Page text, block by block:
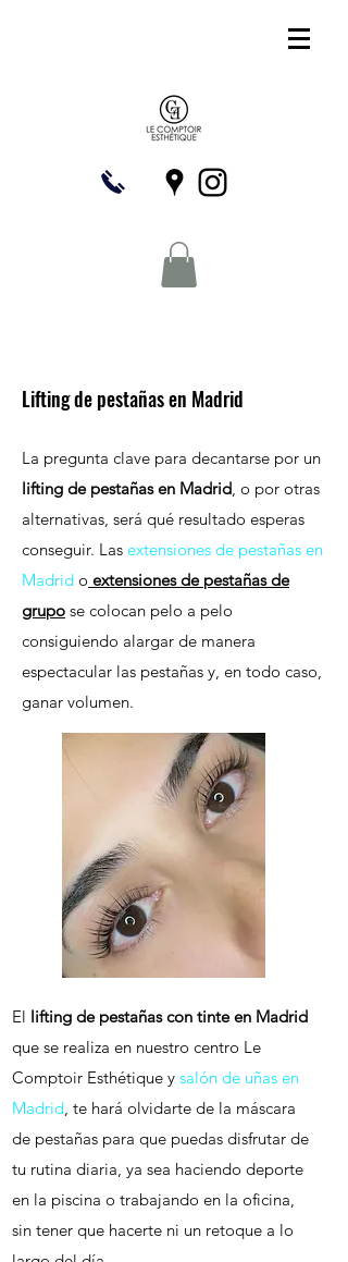
Lifting de pestañas en Madrid
La pregunta clave para decantarse por un
lifting de pestañas en Madrid, o por otras
alternativas, será qué resultado esperas
conseguir. Las extensiones de pestañas en
Madrid o extensiones de pestañas de
grupo se colocan pelo a pelo
consiguiendo alargar de manera
espectacular las pestañas y, en todo caso,
ganar volumen.
El lifting de pestañas con tinte en Madrid
que se realiza en nuestro centro Le
Comptoir Esthétique y salón de uñas en
Madrid, te hará olvidarte de la máscara
de pestañas para que puedas disfrutar de
tu rutina diaria, ya sea haciendo deporte
en la piscina o trabajando en la oficina,
sin tener que hacerte ni un retoque a lo